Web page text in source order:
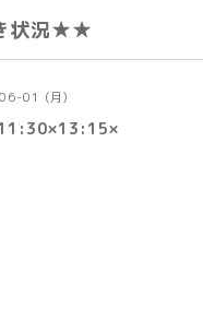
状況★★
01 (月)